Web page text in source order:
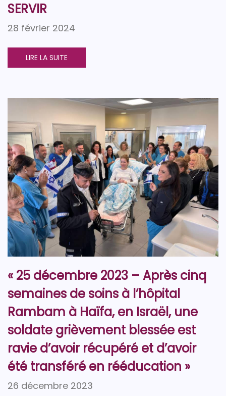
SERVIR
28 février 2024
LIRE LA SUITE
« 25 décembre 2023 – Après cinq
semaines de soins à l’hôpital
Rambam à Haïfa, en Israël, une
soldate grièvement blessée est
ravie d’avoir récupéré et d’avoir
été transféré en rééducation »
26 décembre 2023